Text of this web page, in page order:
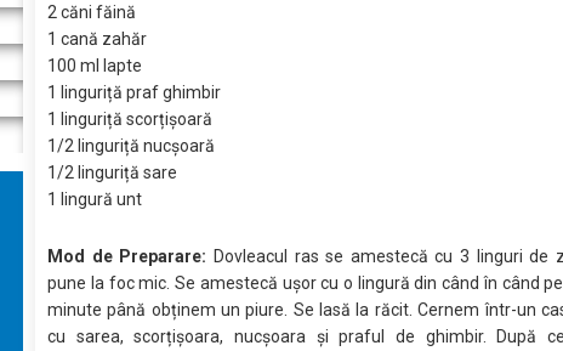
2 căni făină
1 cană zahăr
100 ml lapte
1 linguriță praf ghimbir
1 linguriță scorțișoară
1/2 linguriță nucșoară
1/2 linguriță sare
1 lingură unt
Mod de Preparare: Dovleacul ras se amestecă cu 3 linguri de
pune la foc mic. Se amestecă ușor cu o lingură din când în când
minute până obținem un piure. Se lasă la răcit. Cernem într-un
cu sarea, scorțișoara, nucșoara și praful de ghimbir. După